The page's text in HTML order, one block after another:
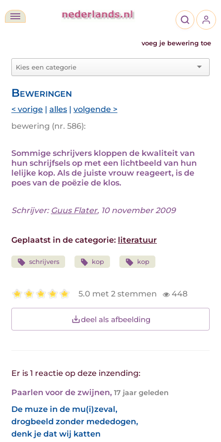
voeg je bewering toe
Beweringen
< vorige | alles | volgende >
bewering (nr. 586):
Sommige schrijvers kloppen de kwaliteit van
hun schrijfsels op met een lichtbeeld van hun
lelijke kop. Als de juiste vrouw reageert, is de
poes van de poëzie de klos.
Schrijver: Guus Flater, 10 november 2009
Geplaatst in de categorie: literatuur
schrijvers kop kop
5.0 met 2 stemmen 448
deel als afbeelding
Er is 1 reactie op deze inzending:
Paarlen voor de zwijnen, 17 jaar geleden
De muze in de mu(i)zeval,
drogbeeld zonder mededogen,
denk je dat wij katten